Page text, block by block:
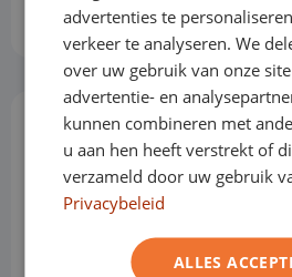
Opties &
Achterklep
advertenties te
verkeer te analyseren. We
over uw gebruik van onze
advertentie- en
kunnen combineren met
u aan hen heeft verstrekt of
verzameld door uw gebruik
Privacybeleid
ALLES